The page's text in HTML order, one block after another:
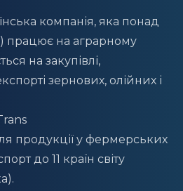
компанія, яка понад
працює на аграрному
на закупівлі,
зернових, олійних і
продукції у фермерських
до 11 країн світу